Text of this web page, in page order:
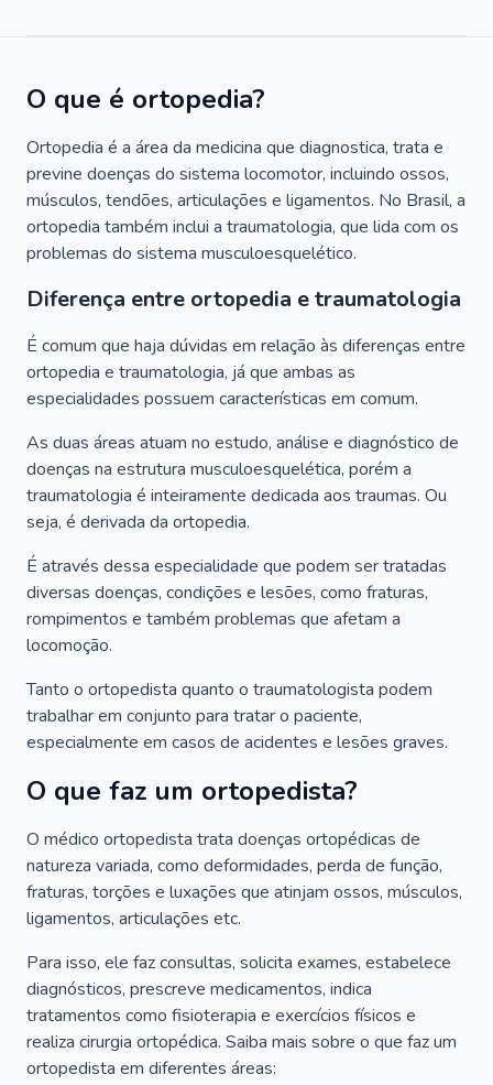
O que é ortopedia?
Ortopedia é a área da medicina que diagnostica, trata e
previne doenças do sistema locomotor, incluindo ossos,
músculos, tendões, articulações e ligamentos. No Brasil, a
ortopedia também inclui a traumatologia, que lida com os
problemas do sistema musculoesquelético.
Diferença entre ortopedia e traumatologia
É comum que haja dúvidas em relação às diferenças entre
ortopedia e traumatologia, já que ambas as
especialidades possuem características em comum.
As duas áreas atuam no estudo, análise e diagnóstico de
doenças na estrutura musculoesquelética, porém a
traumatologia é inteiramente dedicada aos traumas. Ou
seja, é derivada da ortopedia.
É através dessa especialidade que podem ser tratadas
diversas doenças, condições e lesões, como fraturas,
rompimentos e também problemas que afetam a
locomoção.
Tanto o ortopedista quanto o traumatologista podem
trabalhar em conjunto para tratar o paciente,
especialmente em casos de acidentes e lesões graves.
O que faz um ortopedista?
O médico ortopedista trata doenças ortopédicas de
natureza variada, como deformidades, perda de função,
fraturas, torções e luxações que atinjam ossos, músculos,
ligamentos, articulações etc.
Para isso, ele faz consultas, solicita exames, estabelece
diagnósticos, prescreve medicamentos, indica
tratamentos como fisioterapia e exercícios físicos e
realiza cirurgia ortopédica. Saiba mais sobre o que faz um
ortopedista em diferentes áreas: